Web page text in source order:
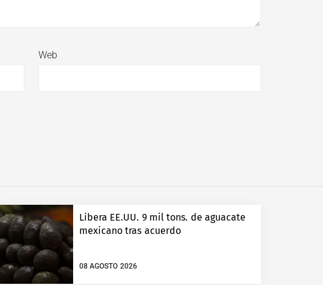
Web
Libera EE.UU. 9 mil tons. de aguacate
mexicano tras acuerdo
08 AGOSTO 2026